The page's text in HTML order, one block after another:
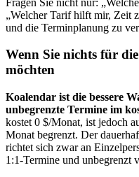
„Welcher Tarif hilft mir, Zeit
und die Terminplanung zu
Wenn Sie nichts für
möchten
Koalendar ist die bessere
unbegrenzte Termine im
kostet 0 $/Monat, ist jedoch
Monat begrenzt. Der
richtet sich zwar an
1:1-Termine und unbegrenzt